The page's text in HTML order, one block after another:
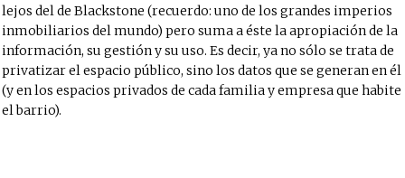
lejos del de Blackstone (recuerdo: uno de los grandes imperios
inmobiliarios del mundo) pero suma a éste la apropiación de la
información, su gestión y su uso. Es decir, ya no sólo se trata de
privatizar el espacio público, sino los datos que se generan en él
(y en los espacios privados de cada familia y empresa que habite
el barrio).